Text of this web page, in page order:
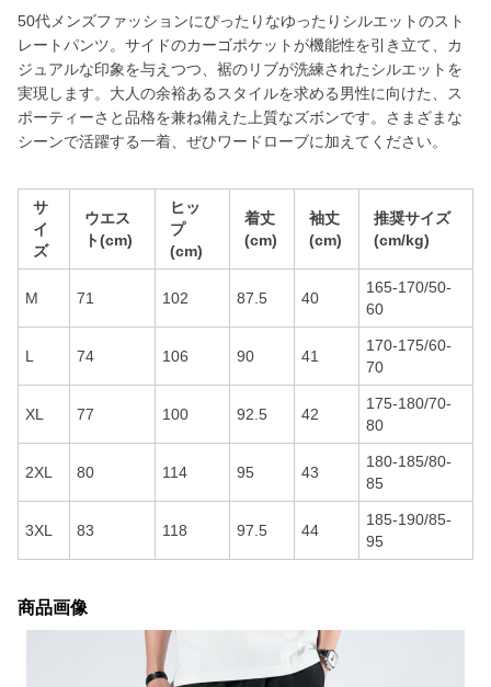
50代メンズファッションにぴったりなゆったりシルエットのスト
レートパンツ。サイドのカーゴポケットが機能性を引き立て、カ
ジュアルな印象を与えつつ、裾のリブが洗練されたシルエットを
実現します。大人の余裕あるスタイルを求める男性に向けた、ス
ポーティーさと品格を兼ね備えた上質なズボンです。さまざまな
シーンで活躍する一着、ぜひワードローブに加えてください。
サ
イ
ズ
ウエス
ト(cm)
ヒッ
プ
(cm)
着丈
(cm)
袖丈
(cm)
推奨サイズ
(cm/kg)
M 71 102 87.5 40
165-170/50-
60
L 74 106 90 41
170-175/60-
70
XL 77 100 92.5 42
175-180/70-
80
2XL 80 114 95 43
180-185/80-
85
3XL 83 118 97.5 44
185-190/85-
95
商品画像